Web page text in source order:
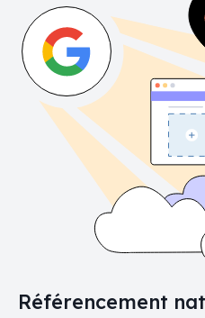
Référencement